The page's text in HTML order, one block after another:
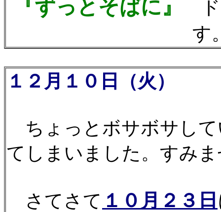
『ずっとそばに』
ド
す
１２月１０日（火）
ちょっとボサボサして
てしまいました。すみ
さてさて １０月２３日